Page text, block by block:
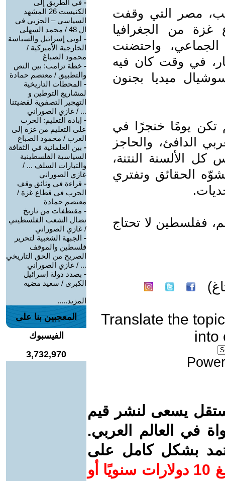
مصر التي وقفت
من الجغرافيا
واحتضنت
في وقت كان فيه
ميديا بجنون
يومًا خنجرًا في
الدافئ، والحاجز
كل الألسنة النتنة،
الحقائق وتفتري
ففلسطين لا تحتاج
Translate the topic
into
يسعى لنشر قيم
في العالم العربي.
بشكل كامل على
ساهم/ي معنا! بدعمكم بمبلغ 10 دولارات سنويًا أو
- في الطريق إلى
الكنيست 26 المشهد
السياسي – الحزبي في
ال 48 / محمد السهلي
- لوبي إسرائيل والسياسة
الخارجية الأميركية /
محمود الصباغ
- خطة ترامب: بين النص
والتطبيق / معتصم حمادة
- المحطات التاريخية
لمشاريع التوطين و
التهجير التصفوية لقضيتنا
... / غازي الصوراني
- إبادة التعليم: الحرب
على التعليم من غزة إلى
الغرب / محمود الصباغ
- بين العلمانية في الثقافة
السياسية الفلسطينية
والتيارات السلف ... /
غازي الصوراني
- قراءة في وثائق وقف
الحرب في قطاع غزة /
معتصم حمادة
- مقتطفات من تاريخ
نضال الشعب الفلسطيني
/ غازي الصوراني
- الجبهة الشعبية لتحرير
فلسطين والموقف
الصريح من الحق التاريخي
... / غازي الصوراني
- بصدد دولة إسرائيل
الكبرى / سعيد مضيه
المزيد.....
المعجبين بنا على
الفيسبوك
3,732,970